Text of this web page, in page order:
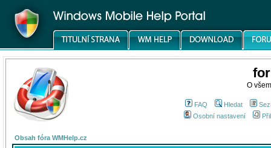
O
FAQ Hledat
Osobní nastavení
Obsah fóra WMHelp.cz